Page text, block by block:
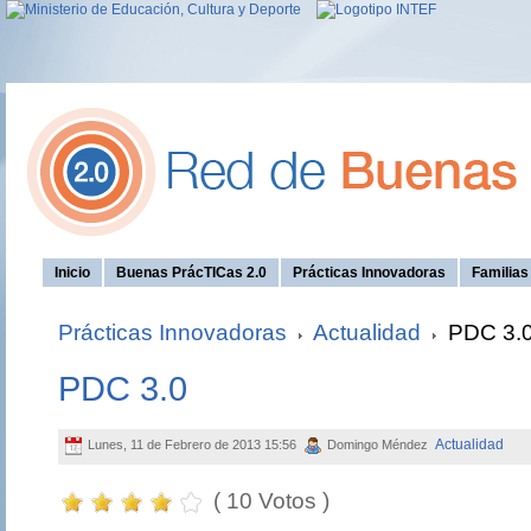
Inicio Buenas PrácTICas 2.0 Prácticas Innovadoras
Prácticas Innovadoras Actualidad PDC
PDC 3.0
Lunes, 11 de Febrero de 2013 15:56 Domingo Méndez Actualidad
( 10 Votos )